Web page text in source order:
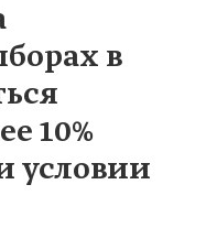
в
10%
условии